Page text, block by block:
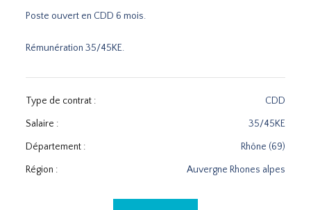
Poste ouvert en CDD 6 mois.
Rémunération 35/45KE.
Type de contrat : CDD
Salaire : 35/45KE
Département : Rhône (69)
Région : Auvergne Rhones alpes